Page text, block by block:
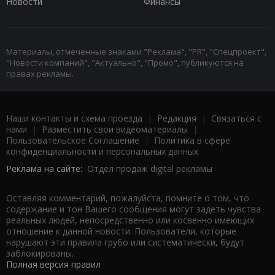
Материалы, отмеченные знаками "Реклама", "PR", "Спецпроект",
"Новости компаний", "Актуально", "Промо", публикуются на
правах рекламы.
Наши контакты и схема проезда | Редакция | Связаться с
нами | Разместить свои видеоматериалы |
Пользовательское Соглашение |
Политика в сфере
конфиденциальности и персональных данных
Реклама на сайте: Отдел продаж digital рекламы
Оставляя комментарий, пожалуйста, помните о том, что
содержание и тон Вашего сообщения могут задеть чувства
реальных людей, непосредственно или косвенно имеющих
отношение к данной новости. Пользователи, которые
нарушают эти правила грубо или систематически, будут
заблокированы.
Полная версия правил